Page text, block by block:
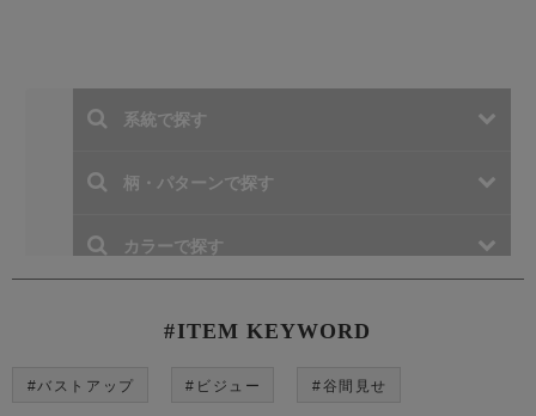
#ITEM KEYWORD
#バストアップ #ビジュー #谷間見せ